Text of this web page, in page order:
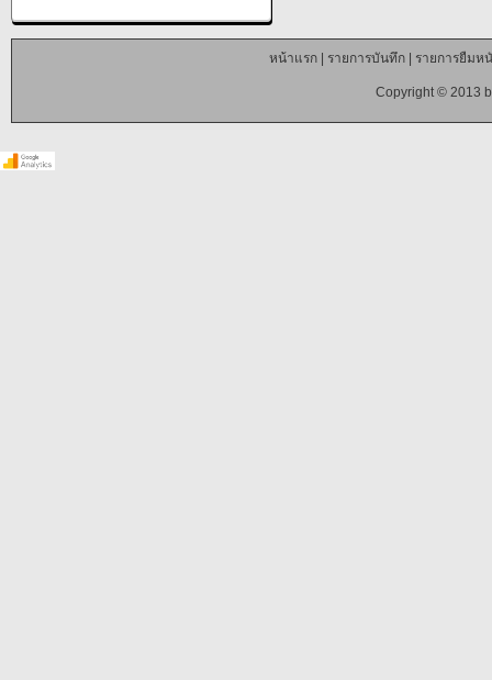
หน้าแรก| รายการบันทึก| รายการยืมห
Copyright © 2013